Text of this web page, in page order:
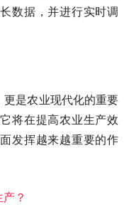
数据，并进行实时调
是农业现代化的重要
将在提高农业生产效
发挥越来越重要的作
？